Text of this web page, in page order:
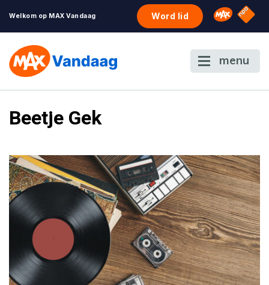
Welkom op MAX Vandaag Word lid Omroep
NPO
menu
Beetje Gek